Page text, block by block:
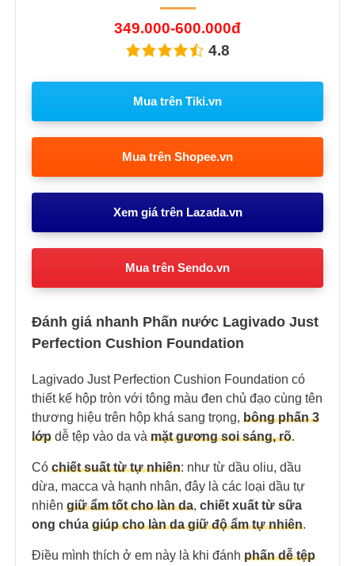
349.000-600.000đ
4.8
Mua trên Tiki.vn
Mua trên Shopee.vn
Xem giá trên Lazada.vn
Mua trên Sendo.vn
Đánh giá nhanh Phấn nước Lagivado Just
Perfection Cushion Foundation
Lagivado Just Perfection Cushion Foundation có
thiết kế hộp tròn với tông màu đen chủ đạo cùng tên
thương hiệu trên hộp khá sang trọng, bông phấn 3
lớp dễ tệp vào da và mặt gương soi sáng, rõ.
Có chiết suất từ tự nhiên: như từ dầu oliu, dầu
dừa, macca và hạnh nhân, đây là các loại dầu tự
nhiên giữ ẩm tốt cho làn da, chiết xuất từ sữa
ong chúa giúp cho làn da giữ độ ẩm tự nhiên.
Điều mình thích ở em này là khi đánh phấn dễ tệp